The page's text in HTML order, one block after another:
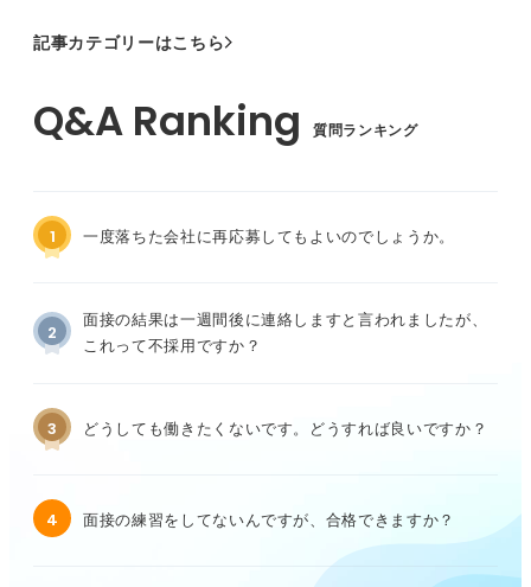
記事カテゴリーはこちら
質問ランキング
1 一度落ちた会社に再応募してもよいのでしょうか。
2
面接の結果は一週間後に連絡しますと言われましたが、
これって不採用ですか？
3 どうしても働きたくないです。どうすれば良いですか？
4 面接の練習をしてないんですが、合格できますか？